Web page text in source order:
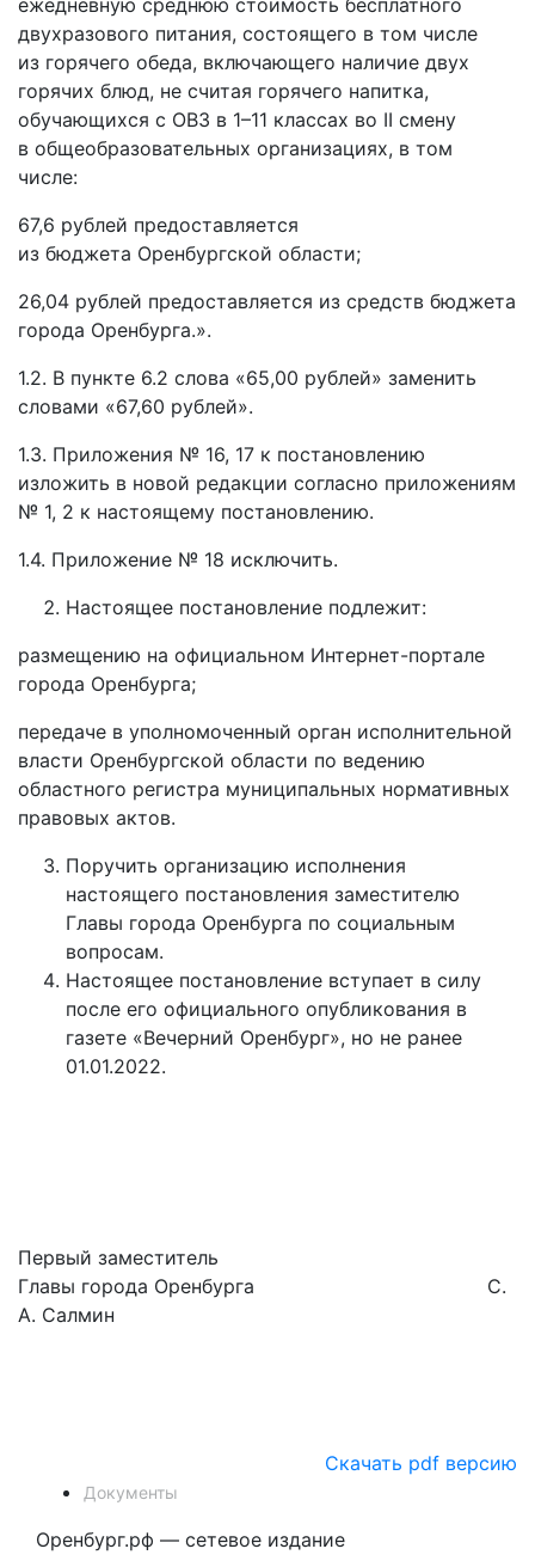
двухразового питания, состоящего в том числе
из горячего обеда, включающего наличие двух
горячих блюд, не считая горячего напитка,
обучающихся с ОВЗ в 1–11 классах во II смену
в общеобразовательных организациях, в том
числе:
67,6 рублей предоставляется
из бюджета Оренбургской области;
26,04 рублей предоставляется из средств бюджета
города Оренбурга.».
1.2. В пункте 6.2 слова «65,00 рублей» заменить
словами «67,60 рублей».
1.3. Приложения № 16, 17 к постановлению
изложить в новой редакции согласно приложениям
№ 1, 2 к настоящему постановлению.
1.4. Приложение № 18 исключить.
Настоящее постановление подлежит:
размещению на официальном Интернет-портале
города Оренбурга;
передаче в уполномоченный орган исполнительной
власти Оренбургской области по ведению
областного регистра муниципальных нормативных
правовых актов.
Поручить организацию исполнения
настоящего постановления заместителю
Главы города Оренбурга по социальным
вопросам.
Настоящее постановление вступает в силу
после его официального опубликования в
газете «Вечерний Оренбург», но не ранее
01.01.2022.
Первый заместитель
Главы города Оренбурга С.
А. Салмин
Скачать pdf версию
Документы
Оренбург.рф — сетевое издание